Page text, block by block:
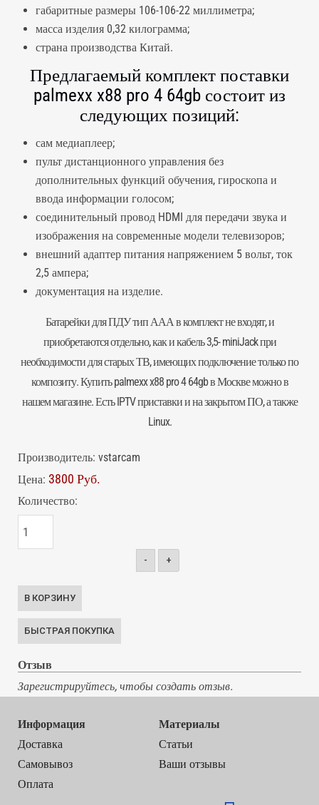
габаритные размеры 106-106-22 миллиметра;
масса изделия 0,32 килограмма;
страна производства Китай.
Предлагаемый комплект поставки
palmexx x88 pro 4 64gb состоит из
следующих позиций:
сам медиаплеер;
пульт дистанционного управления без
дополнительных функций обучения, гироскопа и
ввода информации голосом;
соединительный провод HDMI для передачи звука и
изображения на современные модели телевизоров;
внешний адаптер питания напряжением 5 вольт, ток
2,5 ампера;
документация на изделие.
Батарейки для ПДУ тип ААА в комплект не входят, и
приобретаются отдельно, как и кабель 3,5- miniJack при
необходимости для старых ТВ, имеющих подключение только по
композиту. Купить palmexx x88 pro 4 64gb в Москве можно в
нашем магазине. Есть IPTV приставки и на закрытом ПО, а также
Linux.
Производитель: vstarcam
Цена: 3800 Руб.
Количество:
- +
Отзыв
Зарегистрируйтесь, чтобы создать отзыв.
Информация
Доставка
Самовывоз
Оплата
Материалы
Статьи
Ваши отзывы